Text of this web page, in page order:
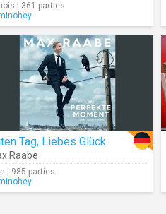
| 361 parties
Tag, Liebes Glück
Raabe
| 985 parties